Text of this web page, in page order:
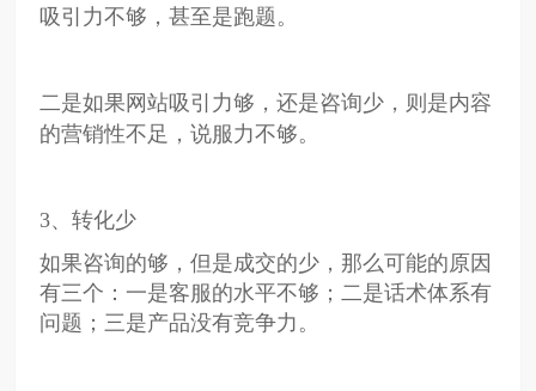
吸引力不够，甚至是跑题。
二是如果网站吸引力够，还是咨询少，则是内容
的营销性不足，说服力不够。
3、转化少
如果咨询的够，但是成交的少，那么可能的原因
有三个：一是客服的水平不够；二是话术体系有
问题；三是产品没有竞争力。